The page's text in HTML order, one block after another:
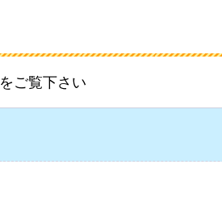
をご覧下さい